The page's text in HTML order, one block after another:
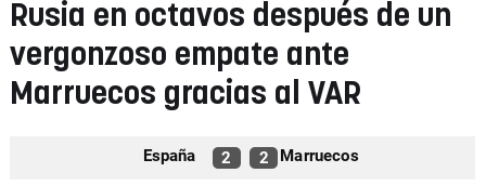
Rusia en octavos después de un
vergonzoso empate ante
Marruecos gracias al VAR
España 2 2 Marruecos